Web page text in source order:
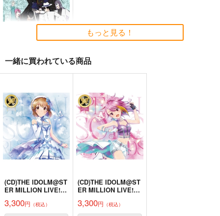
あか
787円（税込）
山田一郎
サンプル
作品詳細
もっと見る！
一緒に買われている商品
(CD)THE IDOLM@ST
ER MILLION LIVE! S
RDS 萩原雪歩
3,300円 （税込）
(CD)THE IDOLM@ST
ER MILLION LIVE! S
RDS 舞浜 歩
3,300円 （税込）